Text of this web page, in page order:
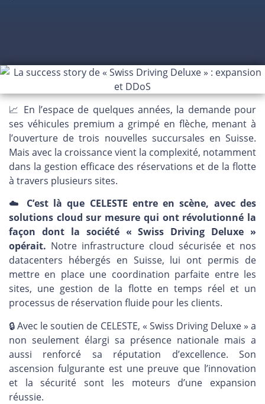
📈 En l’espace de quelques années, la demande pour
ses véhicules premium a grimpé en flèche, menant à
l’ouverture de trois nouvelles succursales en Suisse.
Mais avec la croissance vient la complexité, notamment
dans la gestion efficace des réservations et de la flotte
à travers plusieurs sites.
☁️ C’est là que CELESTE entre en scène, avec des
solutions cloud sur mesure qui ont révolutionné la
façon dont la société « Swiss Driving Deluxe »
opérait. Notre infrastructure cloud sécurisée et nos
datacenters hébergés en Suisse, lui ont permis de
mettre en place une coordination parfaite entre les
sites, une gestion de la flotte en temps réel et un
processus de réservation fluide pour les clients.
🔒 Avec le soutien de CELESTE, « Swiss Driving Deluxe » a
non seulement élargi sa présence nationale mais a
aussi renforcé sa réputation d’excellence. Son
ascension fulgurante est une preuve que l’innovation
et la sécurité sont les moteurs d’une expansion
réussie.